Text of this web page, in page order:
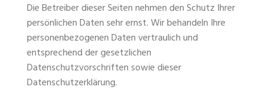
Die Betreiber dieser Seiten nehmen den Schutz Ihrer
persönlichen Daten sehr ernst. Wir behandeln Ihre
personenbezogenen Daten vertraulich und
entsprechend der gesetzlichen
Datenschutzvorschriften sowie dieser
Datenschutzerklärung.